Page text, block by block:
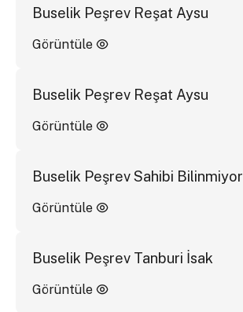
Buselik Peşrev Reşat Aysu
Görüntüle
Buselik Peşrev Reşat Aysu
Görüntüle
Buselik Peşrev Sahibi Bilinmiyor
Görüntüle
Buselik Peşrev Tanburi İsak
Görüntüle